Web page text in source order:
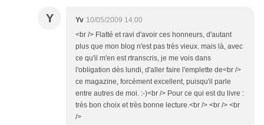
Y Yv 10/05/2009 14:00
<br /> Flatté et ravi d'avoir ces honneurs, d'autant
plus que mon blog n'est pas très vieux. mais là, avec
ce qu'il m'en est rtranscris, je me vois dans
l'obligation dès lundi, d'aller faire l'emplette de<br />
ce magazine, forcément excellent, puisqu'il parle
entre autres de moi. :-)<br /> Pour ce qui est du livre :
très bon choix et très bonne lecture.<br /> <br /> <br
/>